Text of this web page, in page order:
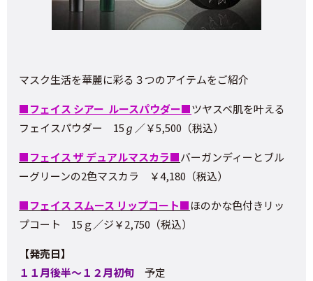
マスク生活を華麗に彩る３つのアイテムをご紹介
■フェイス シアー ルースパウダー■ツヤスベ肌を叶える
フェイスパウダー 15ℊ／￥5,500（税込）
■フェイス ザ デュアルマスカラ■バーガンディーとブル
ーグリーンの2色マスカラ ￥4,180（税込）
■フェイス スムース リップコート■ほのかな色付きリッ
プコート 15ｇ／ジ￥2,750（税込）
【発売日】
１１月後半～１２月初旬 予定